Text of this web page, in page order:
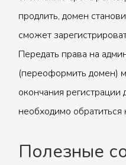
продлить, домен
сможет
Передать права на
(переоформить домен)
окончания
необходимо обратиться
Полезные